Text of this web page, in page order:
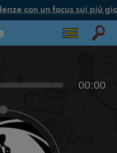
con un focus sui più
00:00